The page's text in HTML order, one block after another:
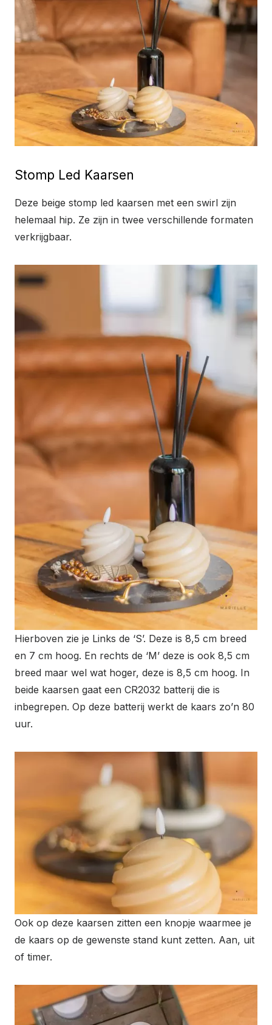
Stomp Led Kaarsen
Deze beige stomp led kaarsen met een swirl zijn
helemaal hip. Ze zijn in twee verschillende formaten
verkrijgbaar.
Hierboven zie je Links de ‘S’. Deze is 8,5 cm breed
en 7 cm hoog. En rechts de ‘M’ deze is ook 8,5 cm
breed maar wel wat hoger, deze is 8,5 cm hoog. In
beide kaarsen gaat een CR2032 batterij die is
inbegrepen. Op deze batterij werkt de kaars zo’n 80
uur.
Ook op deze kaarsen zitten een knopje waarmee je
de kaars op de gewenste stand kunt zetten. Aan, uit
of timer.